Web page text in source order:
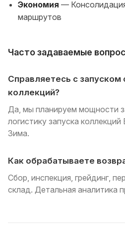
Экономия —
маршрутов
Часто задаваемые
Справляетесь с запуском
коллекций?
Да, мы планируем мощности
логистику запуска
Зима.
Как обрабатываете
Сбор, инспекция, грейдинг,
склад. Детальная аналитика